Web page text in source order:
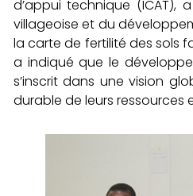
d’appui technique (ICAT),
villageoise et du
la carte de fertilité des sols
a indiqué que le
s’inscrit dans une vision
durable de leurs ressources